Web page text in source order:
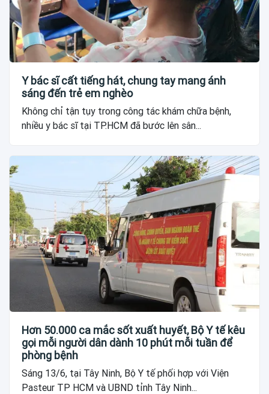
Y bác sĩ cất tiếng hát, chung tay mang ánh
sáng đến trẻ em nghèo
Không chỉ tận tụy trong công tác khám chữa bệnh,
nhiều y bác sĩ tại TP.HCM đã bước lên sân...
Hơn 50.000 ca mắc sốt xuất huyết, Bộ Y tế kêu
gọi mỗi người dân dành 10 phút mỗi tuần để
phòng bệnh
Sáng 13/6, tại Tây Ninh, Bộ Y tế phối hợp với Viện
Pasteur TP HCM và UBND tỉnh Tây Ninh...